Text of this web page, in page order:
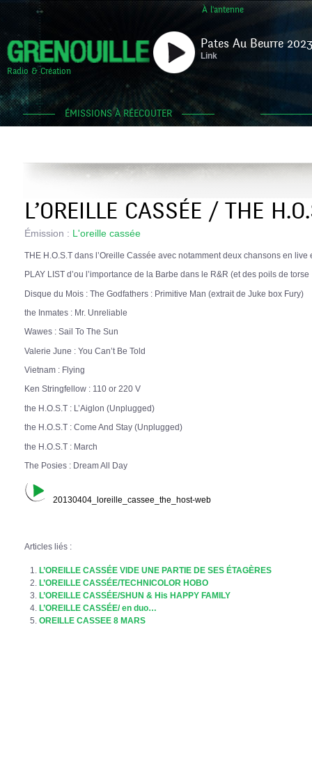
À l'antenne
Radio & Création
Pates Au Beurre
Link
ÉMISSIONS À RÉECOUTER
L’OREILLE CASSÉE / THE
Émission : L'oreille cassée
THE H.O.S.T dans l’Oreille Cassée avec notamment deux chansons en live
PLAY LIST d’ou l’importance de la Barbe dans le R&R (et des poils de
Disque du Mois : The Godfathers : Primitive Man (extrait de Juke box Fury)
the Inmates : Mr. Unreliable
Wawes : Sail To The Sun
Valerie June : You Can’t Be Told
Vietnam : Flying
Ken Stringfellow : 110 or 220 V
the H.O.S.T : L’Aiglon (Unplugged)
the H.O.S.T : Come And Stay (Unplugged)
the H.O.S.T : March
The Posies : Dream All Day
20130404_loreille_cassee_the_host-web
Articles liés :
L’OREILLE CASSÉE VIDE UNE PARTIE DE SES ÉTAGÈRES
L’OREILLE CASSÉE/TECHNICOLOR HOBO
L’OREILLE CASSÉE/SHUN & His HAPPY FAMILY
L’OREILLE CASSÉE/ en duo…
OREILLE CASSEE 8 MARS